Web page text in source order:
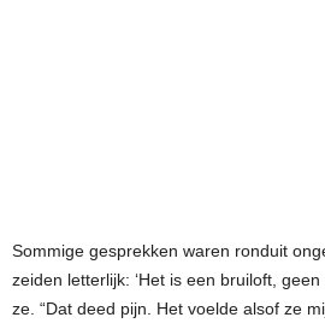
Sommige gesprekken waren ronduit
zeiden letterlijk: ‘Het is een bruiloft, geen
ze. “Dat deed pijn. Het voelde alsof ze